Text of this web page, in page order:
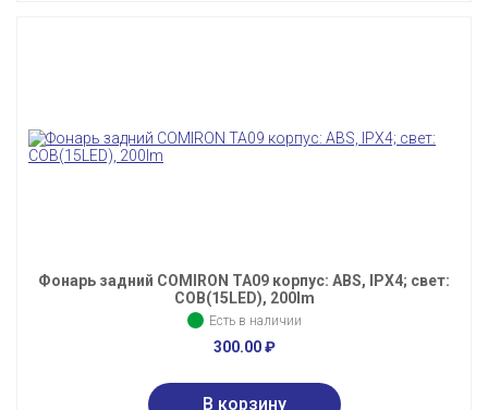
Фонарь задний COMIRON TA09 корпус: ABS, IPX4; свет:
COB(15LED), 200lm
Есть в наличии
300.00₽